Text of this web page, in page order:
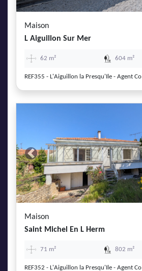
Maison
L Aiguillon Sur Mer
62 m² 604 m²
REF355 - L'Aiguillon la Presqu'Ile - Agent
Previous
Maison
Saint Michel En L Herm
71 m² 802 m²
REF352 - L'Aiguillon la Presqu'Ile - Agent